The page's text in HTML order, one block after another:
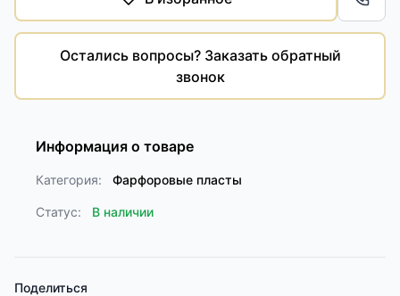
Остались вопросы? Заказать обратный
звонок
Информация о товаре
Категория: Фарфоровые пласты
Статус: В наличии
Поделиться